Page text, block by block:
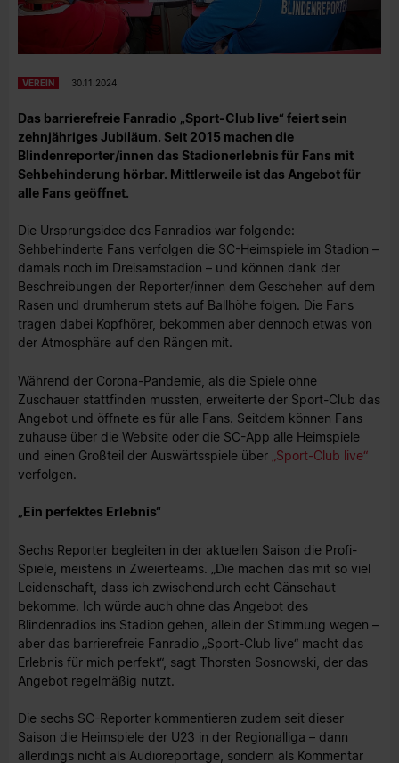
VEREIN 30.11.2024
Das barrierefreie Fanradio „Sport-Club live“ feiert sein
zehnjähriges Jubiläum. Seit 2015 machen die
Blindenreporter/innen das Stadionerlebnis für Fans mit
Sehbehinderung hörbar. Mittlerweile ist das Angebot für
alle Fans geöffnet.
Die Ursprungsidee des Fanradios war folgende:
Sehbehinderte Fans verfolgen die SC-Heimspiele im Stadion –
damals noch im Dreisamstadion – und können dank der
Beschreibungen der Reporter/innen dem Geschehen auf dem
Rasen und drumherum stets auf Ballhöhe folgen. Die Fans
tragen dabei Kopfhörer, bekommen aber dennoch etwas von
der Atmosphäre auf den Rängen mit.
Während der Corona-Pandemie, als die Spiele ohne
Zuschauer stattfinden mussten, erweiterte der Sport-Club das
Angebot und öffnete es für alle Fans. Seitdem können Fans
zuhause über die Website oder die SC-App alle Heimspiele
und einen Großteil der Auswärtsspiele über „Sport-Club live“
verfolgen.
„Ein perfektes Erlebnis“
Sechs Reporter begleiten in der aktuellen Saison die Profi-
Spiele, meistens in Zweierteams. „Die machen das mit so viel
Leidenschaft, dass ich zwischendurch echt Gänsehaut
bekomme. Ich würde auch ohne das Angebot des
Blindenradios ins Stadion gehen, allein der Stimmung wegen –
aber das barrierefreie Fanradio „Sport-Club live“ macht das
Erlebnis für mich perfekt“, sagt Thorsten Sosnowski, der das
Angebot regelmäßig nutzt.
Die sechs SC-Reporter kommentieren zudem seit dieser
Saison die Heimspiele der U23 in der Regionalliga – dann
allerdings nicht als Audioreportage, sondern als Kommentar